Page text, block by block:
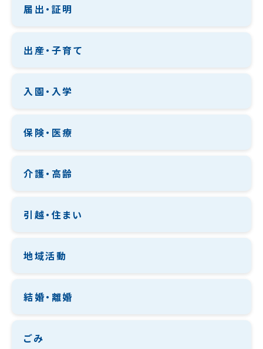
届出・証明
出産・子育て
入園・入学
保険・医療
介護・高齢
引越・住まい
地域活動
結婚・離婚
ごみ